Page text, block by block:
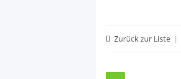
Zurück zur Liste